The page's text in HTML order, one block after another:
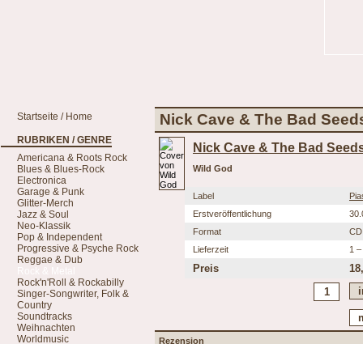
Startseite / Home
RUBRIKEN / GENRE
Americana & Roots Rock
Blues & Blues-Rock
Electronica
Garage & Punk
Glitter-Merch
Jazz & Soul
Neo-Klassik
Pop & Independent
Progressive & Psyche Rock
Reggae & Dub
Rock'n'Roll & Rockabilly
Singer-Songwriter, Folk &
Country
Soundtracks
Weihnachten
Worldmusic
Nick Cave & The Bad
Nick Cave & The Bad
Wild God
Label
Erstveröffentlichung
Format
CD
Lieferzeit
1
Preis
Rezension